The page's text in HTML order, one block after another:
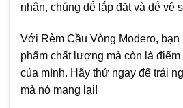
nhận, chúng dễ lắp đặt và dễ vệ
Với Rèm Cầu Vòng Modero, bạn
phẩm chất lượng mà còn là
của mình. Hãy thử ngay để trải
mà nó mang lại!